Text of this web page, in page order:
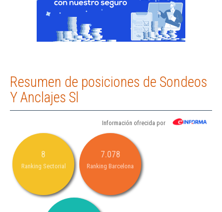
Resumen de posiciones de Sondeos
Y Anclajes Sl
Información ofrecida por
8
Ranking Sectorial
7.078
Ranking Barcelona